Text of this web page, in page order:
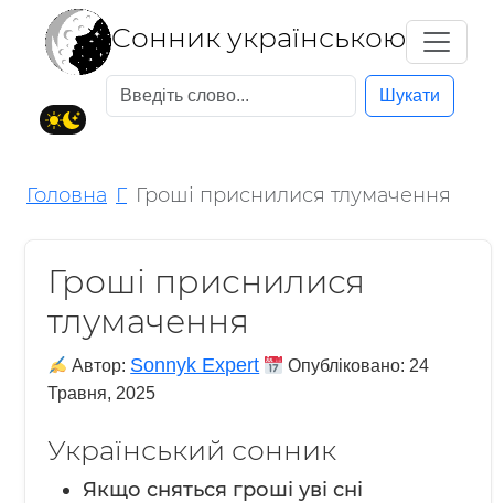
Cонник українською
Шукати
Головна Г Гроші приснилися тлумачення
Гроші приснилися
тлумачення
Автор: Sonnyk Expert Опубліковано: 24
Травня, 2025
Український сонник
Якщо сняться гроші уві сні